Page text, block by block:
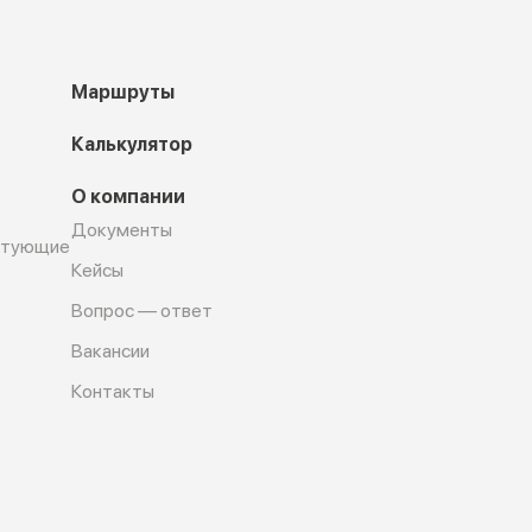
Маршруты
Калькулятор
О компании
Документы
Кейсы
Вопрос — ответ
Вакансии
Контакты